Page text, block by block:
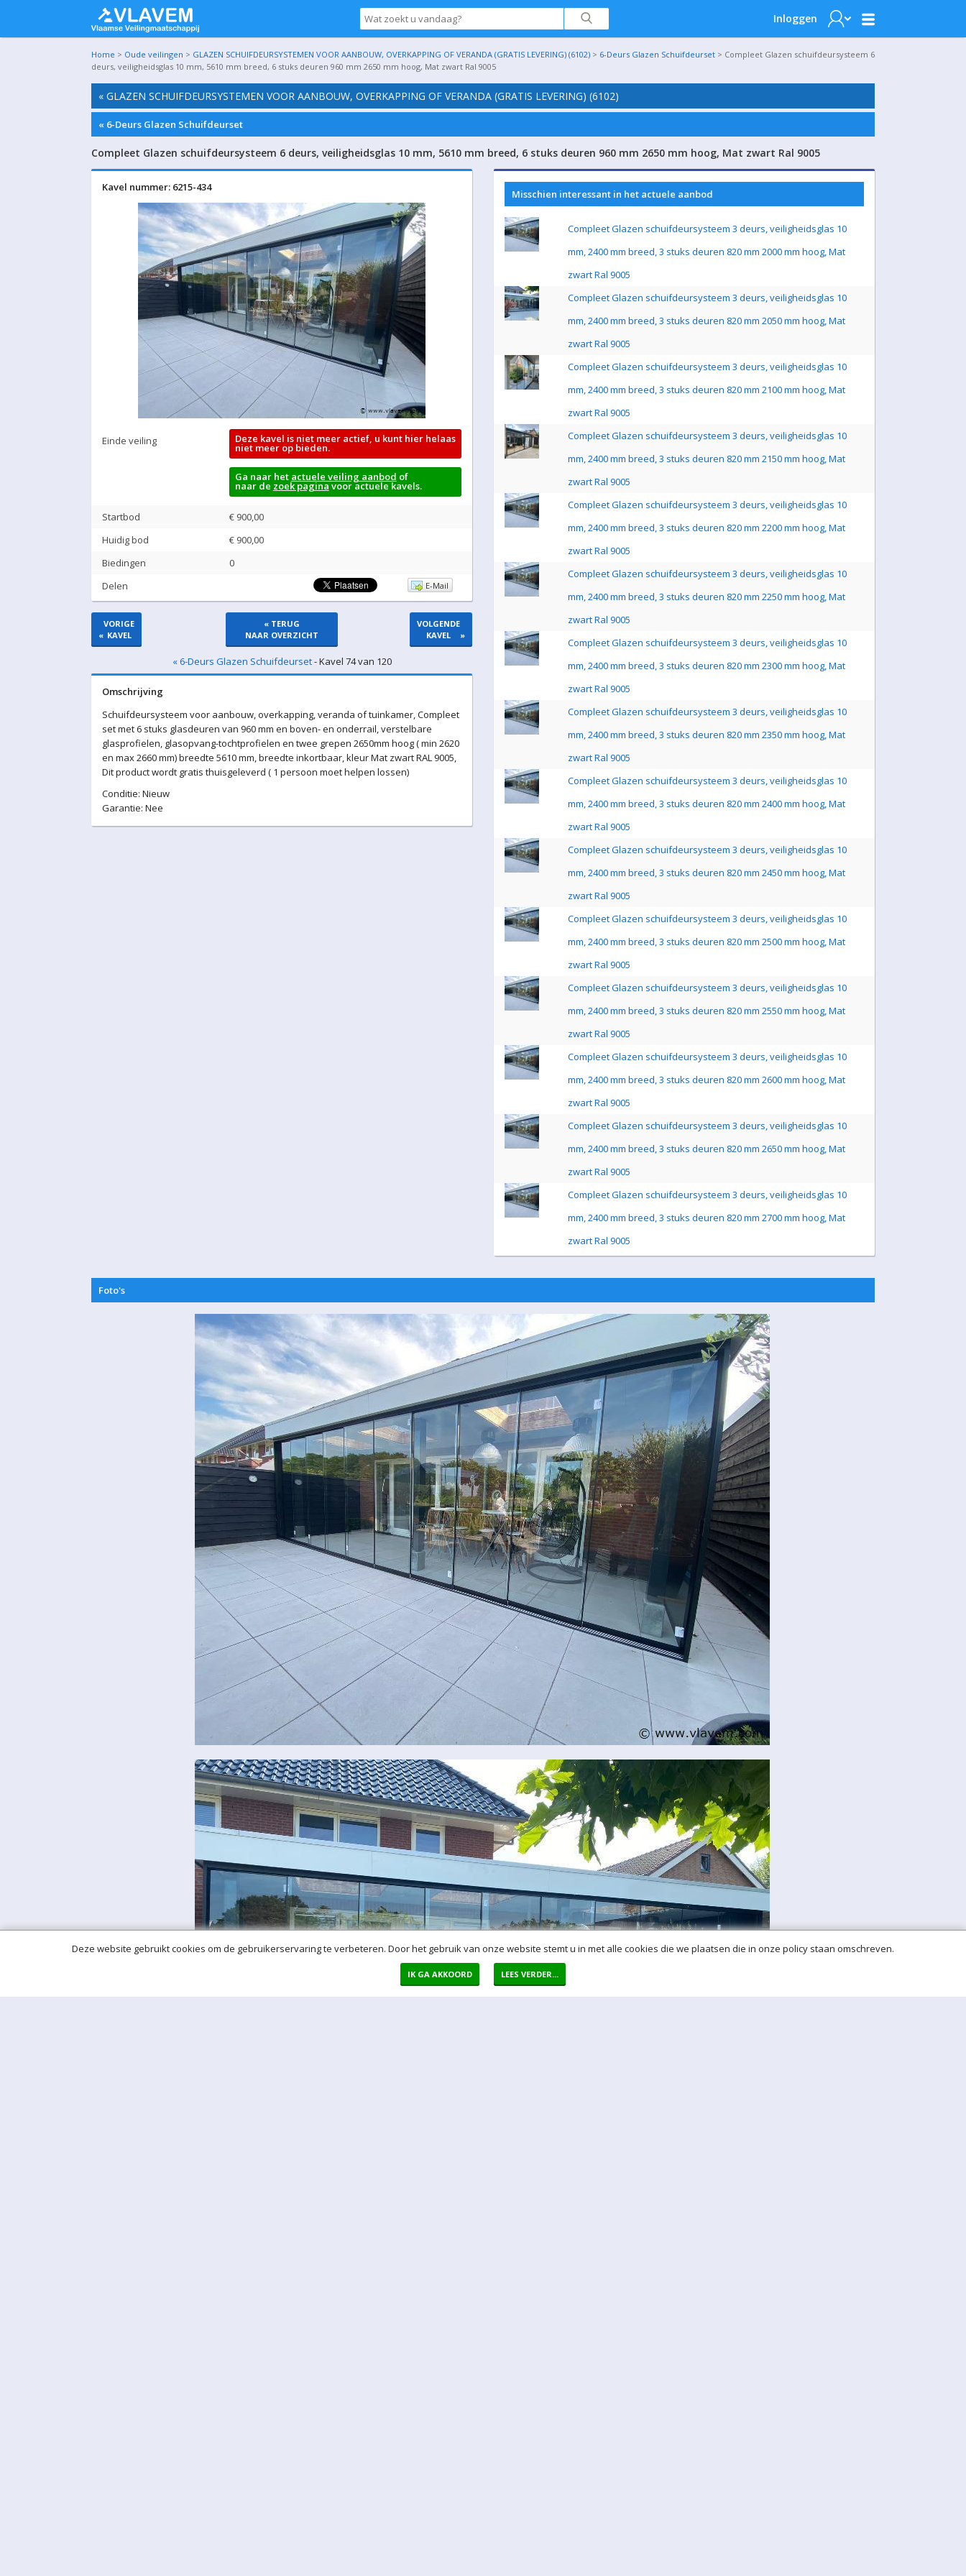
Inloggen
Home > Oude veilingen > GLAZEN SCHUIFDEURSYSTEMEN VOOR AANBOUW, OVERKAPPING OF VERANDA (GRATIS LEVERING) (6102) > 6-Deurs Glazen Schuifdeurset > Compleet Glazen schuifdeursysteem 6
deurs, veiligheidsglas 10 mm, 5610 mm breed, 6 stuks deuren 960 mm 2650 mm hoog, Mat zwart Ral 9005
« GLAZEN SCHUIFDEURSYSTEMEN VOOR AANBOUW, OVERKAPPING OF VERANDA (GRATIS LEVERING) (6102)
« 6-Deurs Glazen Schuifdeurset
Compleet Glazen schuifdeursysteem 6 deurs, veiligheidsglas 10 mm, 5610 mm breed, 6 stuks deuren 960 mm 2650 mm hoog, Mat zwart Ral 9005
Kavel nummer: 6215-434
Einde veiling Deze kavel is niet meer actief, u kunt hier helaas
niet meer op bieden.
Ga naar het actuele veiling aanbod of
naar de zoek paginavoor actuele kavels.
Startbod
€ 900,00
Huidig bod
€ 900,00
Biedingen
0
Delen
E-Mail
«
VORIGE
KAVEL
« TERUG
NAAR OVERZICHT
VOLGENDE
KAVEL
»
« 6-Deurs Glazen Schuifdeurset- Kavel 74 van 120
Omschrijving
Schuifdeursysteem voor aanbouw, overkapping, veranda of tuinkamer, Compleet
set met 6 stuks glasdeuren van 960 mm en boven- en onderrail, verstelbare
glasprofielen, glasopvang-tochtprofielen en twee grepen 2650mm hoog ( min 2620
en max 2660 mm) breedte 5610 mm, breedte inkortbaar, kleur Mat zwart RAL 9005,
Dit product wordt gratis thuisgeleverd ( 1 persoon moet helpen lossen)
Conditie: Nieuw
Garantie: Nee
Misschien interessant in het actuele aanbod
Compleet Glazen schuifdeursysteem 3 deurs, veiligheidsglas 10
mm, 2400 mm breed, 3 stuks deuren 820 mm 2000 mm hoog, Mat
zwart Ral 9005
Compleet Glazen schuifdeursysteem 3 deurs, veiligheidsglas 10
mm, 2400 mm breed, 3 stuks deuren 820 mm 2050 mm hoog, Mat
zwart Ral 9005
Compleet Glazen schuifdeursysteem 3 deurs, veiligheidsglas 10
mm, 2400 mm breed, 3 stuks deuren 820 mm 2100 mm hoog, Mat
zwart Ral 9005
Compleet Glazen schuifdeursysteem 3 deurs, veiligheidsglas 10
mm, 2400 mm breed, 3 stuks deuren 820 mm 2150 mm hoog, Mat
zwart Ral 9005
Compleet Glazen schuifdeursysteem 3 deurs, veiligheidsglas 10
mm, 2400 mm breed, 3 stuks deuren 820 mm 2200 mm hoog, Mat
zwart Ral 9005
Compleet Glazen schuifdeursysteem 3 deurs, veiligheidsglas 10
mm, 2400 mm breed, 3 stuks deuren 820 mm 2250 mm hoog, Mat
zwart Ral 9005
Compleet Glazen schuifdeursysteem 3 deurs, veiligheidsglas 10
mm, 2400 mm breed, 3 stuks deuren 820 mm 2300 mm hoog, Mat
zwart Ral 9005
Compleet Glazen schuifdeursysteem 3 deurs, veiligheidsglas 10
mm, 2400 mm breed, 3 stuks deuren 820 mm 2350 mm hoog, Mat
zwart Ral 9005
Compleet Glazen schuifdeursysteem 3 deurs, veiligheidsglas 10
mm, 2400 mm breed, 3 stuks deuren 820 mm 2400 mm hoog, Mat
zwart Ral 9005
Compleet Glazen schuifdeursysteem 3 deurs, veiligheidsglas 10
mm, 2400 mm breed, 3 stuks deuren 820 mm 2450 mm hoog, Mat
zwart Ral 9005
Compleet Glazen schuifdeursysteem 3 deurs, veiligheidsglas 10
mm, 2400 mm breed, 3 stuks deuren 820 mm 2500 mm hoog, Mat
zwart Ral 9005
Compleet Glazen schuifdeursysteem 3 deurs, veiligheidsglas 10
mm, 2400 mm breed, 3 stuks deuren 820 mm 2550 mm hoog, Mat
zwart Ral 9005
Compleet Glazen schuifdeursysteem 3 deurs, veiligheidsglas 10
mm, 2400 mm breed, 3 stuks deuren 820 mm 2600 mm hoog, Mat
zwart Ral 9005
Compleet Glazen schuifdeursysteem 3 deurs, veiligheidsglas 10
mm, 2400 mm breed, 3 stuks deuren 820 mm 2650 mm hoog, Mat
zwart Ral 9005
Compleet Glazen schuifdeursysteem 3 deurs, veiligheidsglas 10
mm, 2400 mm breed, 3 stuks deuren 820 mm 2700 mm hoog, Mat
zwart Ral 9005
Foto's
Deze website gebruikt cookies om de gebruikerservaring te verbeteren. Door het gebruik van onze website stemt u in met alle cookies die we plaatsen die in onze policy staan omschreven.
IK GA AKKOORD LEES VERDER...